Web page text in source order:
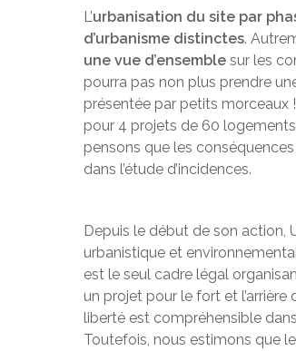
L’urbanisation du site par
d’urbanisme distinctes.
une vue d’ensemble sur les
pourra pas non plus prendre
présentée par petits morceaux
pour 4 projets de 60
pensons que les
dans l’étude d’incidences.
Depuis le début de son action,
urbanistique et
est le seul cadre légal
un projet pour le fort et
liberté est compréhensible
Toutefois, nous estimons que